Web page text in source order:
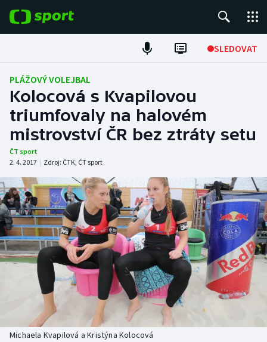
SLEDOVAT
Fotbal
Hokej
Tenis
Atletika
Cyklistika
DALŠÍ SPORTY
Americký fotbal
Baseball a softbal
Basketbal
Biatlon
NEPŘEHLÉDNĚTE
Soutěže
Historické návraty
Aplikace ČT sport
PLÁŽOVÝ VOLEJBAL
Kolocová s Kvapilovou
triumfovaly na halovém
mistrovství ČR bez ztráty setu
ČT sport
2. 4. 2017 | Zdroj: ČTK, ČT sport
Michaela Kvapilová a Kristýna Kolocová